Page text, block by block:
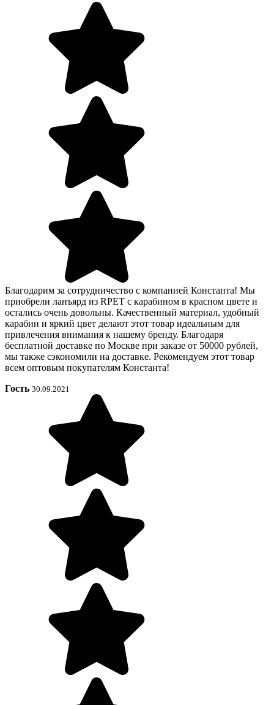
Благодарим за сотрудничество с компанией Константа! Мы
приобрели ланъярд из RPET с карабином в красном цвете и
остались очень довольны. Качественный материал, удобный
карабин и яркий цвет делают этот товар идеальным для
привлечения внимания к нашему бренду. Благодаря
бесплатной доставке по Москве при заказе от 50000 рублей,
мы также сэкономили на доставке. Рекомендуем этот товар
всем оптовым покупателям Константа!
Гость 30.09.2021